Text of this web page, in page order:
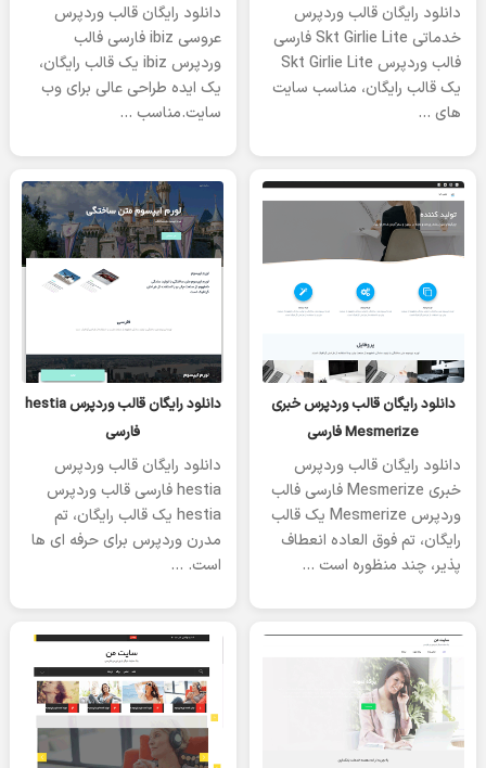
دانلود رایگان قالب وردپرس
خدماتی Skt Girlie Lite فارسی
فالب وردپرس Skt Girlie Lite
یک قالب رایگان، مناسب سایت
های …
دانلود رایگان قالب وردپرس
عروسی ibiz فارسی فالب
وردپرس ibiz یک قالب رایگان،
یک ایده طراحی عالی برای وب
سایت.مناسب …
یکشنبه 08 ژانویه 2023
دانلود رایگان قالب وردپرس خبری
Mesmerize فارسی
دانلود رایگان قالب وردپرس
خبری Mesmerize فارسی فالب
وردپرس Mesmerize یک قالب
رایگان، تم فوق العاده انعطاف
پذیر، چند منظوره است …
یکشنبه 08 ژانویه 2023
دانلود رایگان قالب وردپرس hestia
فارسی
دانلود رایگان قالب وردپرس
hestia فارسی قالب وردپرس
hestia یک قالب رایگان، تم
مدرن وردپرس برای حرفه ای ها
است. …